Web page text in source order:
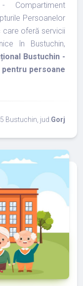
Compartiment
Persoanelor
care oferă servicii
în Bustuchin,
Bustuchin -
persoane
Bustuchin, jud. Gorj